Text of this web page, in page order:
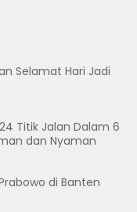
Selamat Hari Jadi
Titik Jalan Dalam 6
dan Nyaman
di Banten